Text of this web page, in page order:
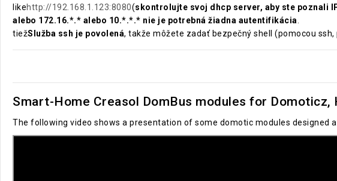
likehttp://192.168.1.123:8080(skontrolujte svoj dhcp server, aby ste poznali
alebo 172.16.*.* alebo 10.*.*.* nie je potrebná žiadna autentifikácia
tiežSlužba ssh je povolená, takže môžete zadať bezpečný shell (pomocou
Smart-Home Creasol DomBus modules for Domoticz,
The following video shows a presentation of some domotic modules designed